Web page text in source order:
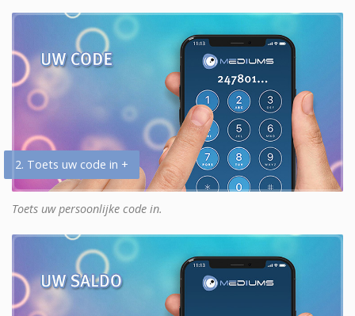
2. Toets uw code in +
Toets uw persoonlijke code in.